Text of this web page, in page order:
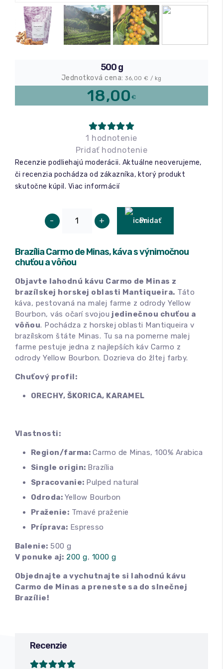
Relax a wellness
Fitness
500 g
Jednotková cena:36,00 € / kg
18,00 €
1 hodnotenie
Pridať hodnotenie
Recenzie podliehajú moderácii. Aktuálne neoverujeme,
či recenzia pochádza od zákazníka, ktorý produkt
skutočne kúpil. Viac informácií
- + Pridať
Brazília Carmo de Minas, káva s výnimočnou
chuťou a vôňou
Objavte lahodnú kávu Carmo de Minas z
brazílskej horskej oblasti Mantiqueira. Táto
káva, pestovaná na malej farme z odrody Yellow
Bourbon, vás očarí svojou jedinečnou chuťou a
vôňou. Pochádza z horskej oblasti Mantiqueira v
brazílskom štáte Minas. Tu sa na pomerne malej
farme pestuje jedna z najlepších káv Carmo z
odrody Yellow Bourbon. Dozrieva do žltej farby.
Chuťový profil:
ORECHY, ŠKORICA, KARAMEL
Vlastnosti:
Region/farma: Carmo de Minas, 100% Arabica
Single origin: Brazília
Spracovanie: Pulped natural
Odroda: Yellow Bourbon
Praženie: Tmavé praženie
Príprava: Espresso
Balenie: 500 g
V ponuke aj: 200 g, 1000 g
Objednajte a vychutnajte si lahodnú kávu
Carmo de Minas a preneste sa do slnečnej
Brazílie!
Recenzie